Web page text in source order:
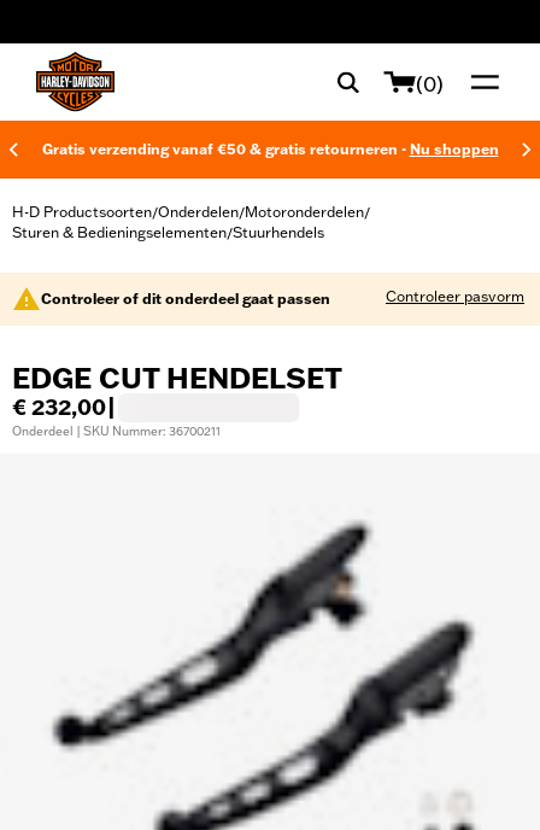
(0)
Gratis verzending vanaf €50 & gratis retourneren - Nu shoppen
H-D Productsoorten/Onderdelen/Motoronderdelen/
Sturen & Bedieningselementen/Stuurhendels
Controleer of dit onderdeel gaat passen Controleer pasvorm
EDGE CUT HENDELSET
€ 232,00
Onderdeel | SKU Nummer: 36700211